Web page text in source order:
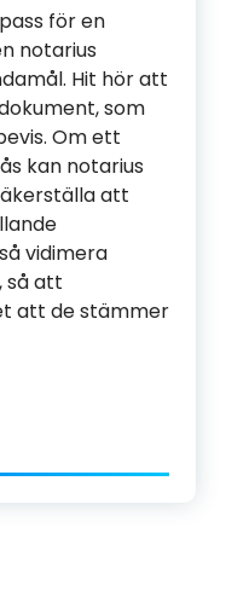
för en
notarius
Hit hör att
som
Om ett
kan notarius
att
vidimera
så att
att de stämmer